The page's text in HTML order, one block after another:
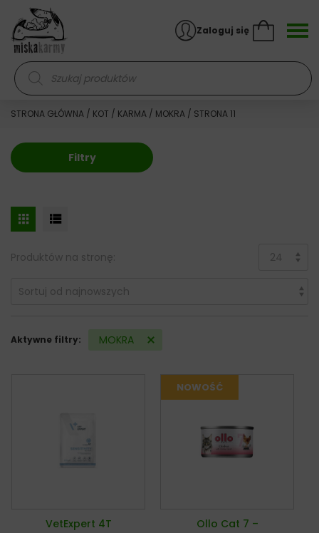
Skocz do treści
Wyszukiwarka produktów
Zaloguj się
STRONA GŁÓWNA / KOT / KARMA / MOKRA / STRONA 11
Filtry
Produktów na stronę:
Aktywne filtry: MOKRA
VetExpert 4T
Ollo Cat 7 –